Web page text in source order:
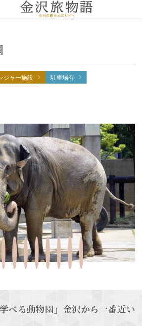
ジャー施設
駐車場有
べる動物園」金沢から一番近い